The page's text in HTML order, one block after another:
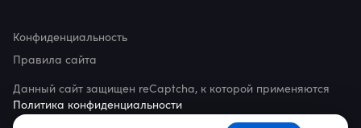
Данный сайт защищен reCaptcha, к которой применяются
Политика конфиденциальности
Конфиденциальность
Правила сайта